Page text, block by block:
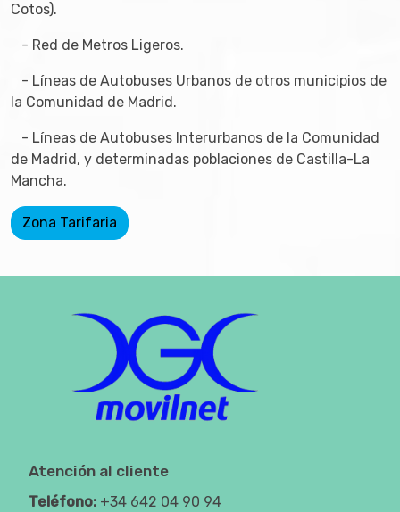
Cotos).
- Red de Metros Ligeros.
- Líneas de Autobuses Urbanos de otros municipios de
la Comunidad de Madrid.
- Líneas de Autobuses Interurbanos de la Comunidad
de Madrid, y determinadas poblaciones de Castilla-La
Mancha.
Zona Tarifaria
Atención al cliente
Teléfono: +34 642 04 90 94